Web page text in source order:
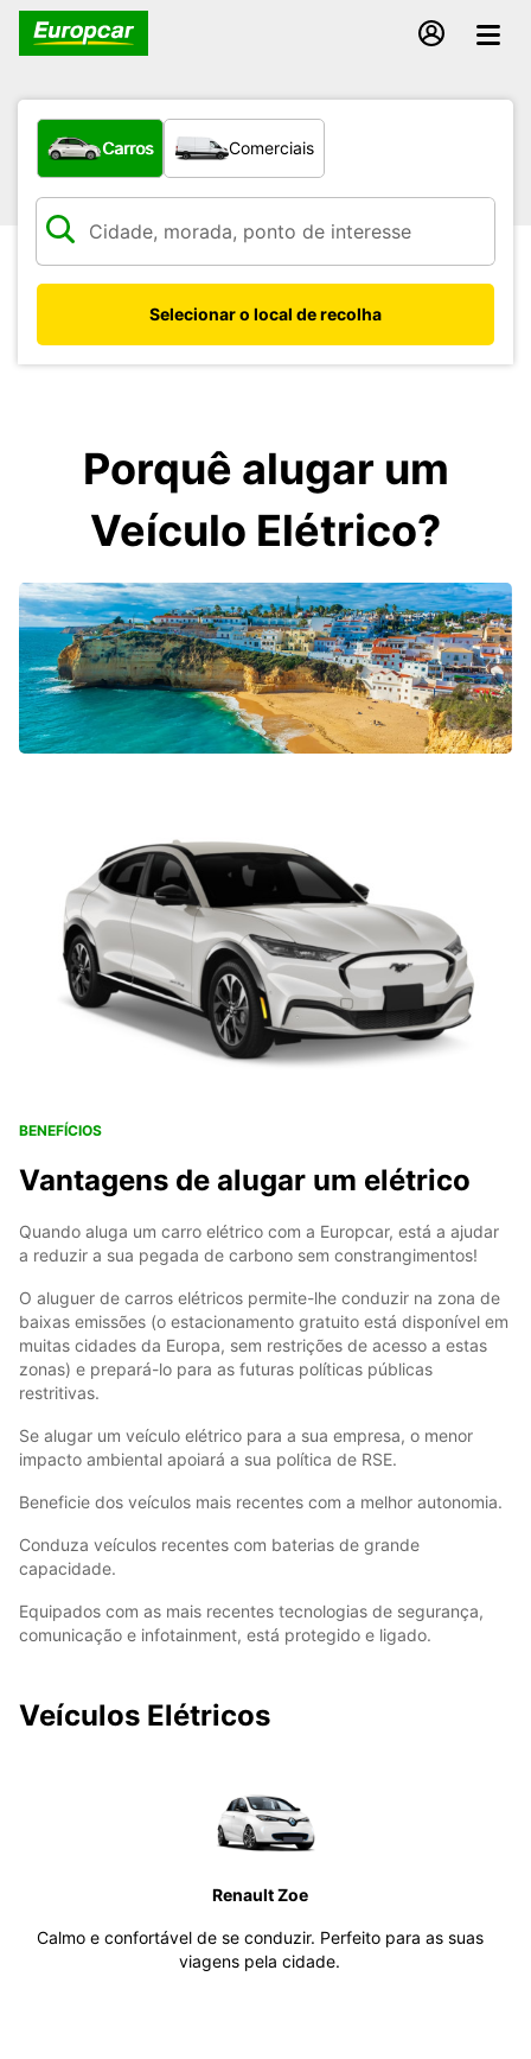
Que tipo de veículo pretende?
Carros Comerciais
Selecionar o local de recolha
Porquê alugar um
Veículo Elétrico?
BENEFÍCIOS
Vantagens de alugar um elétrico
Quando aluga um carro elétrico com a Europcar, está a ajudar
a reduzir a sua pegada de carbono sem constrangimentos!
O aluguer de carros elétricos permite-lhe conduzir na zona de
baixas emissões (o estacionamento gratuito está disponível em
muitas cidades da Europa, sem restrições de acesso a estas
zonas) e prepará-lo para as futuras políticas públicas
restritivas.
Se alugar um veículo elétrico para a sua empresa, o menor
impacto ambiental apoiará a sua política de RSE.
Beneficie dos veículos mais recentes com a melhor autonomia.
Conduza veículos recentes com baterias de grande
capacidade.
Equipados com as mais recentes tecnologias de segurança,
comunicação e infotainment, está protegido e ligado.
Veículos Elétricos
Renault Zoe
Calmo e confortável de se conduzir. Perfeito para as suas
viagens pela cidade.